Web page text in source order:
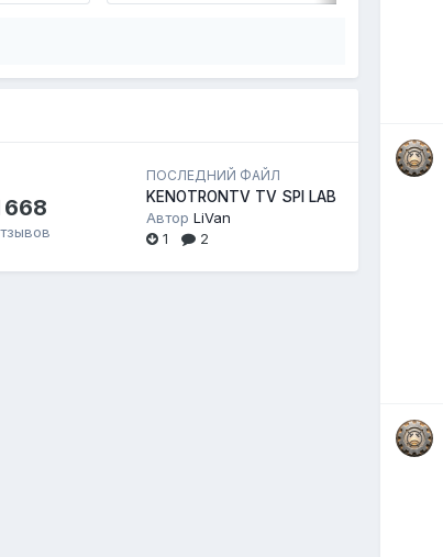
668
ПОСЛЕДНИЙ ФАЙЛ
KENOTRONTV TV SPI LAB
АвторLiVan
1
2